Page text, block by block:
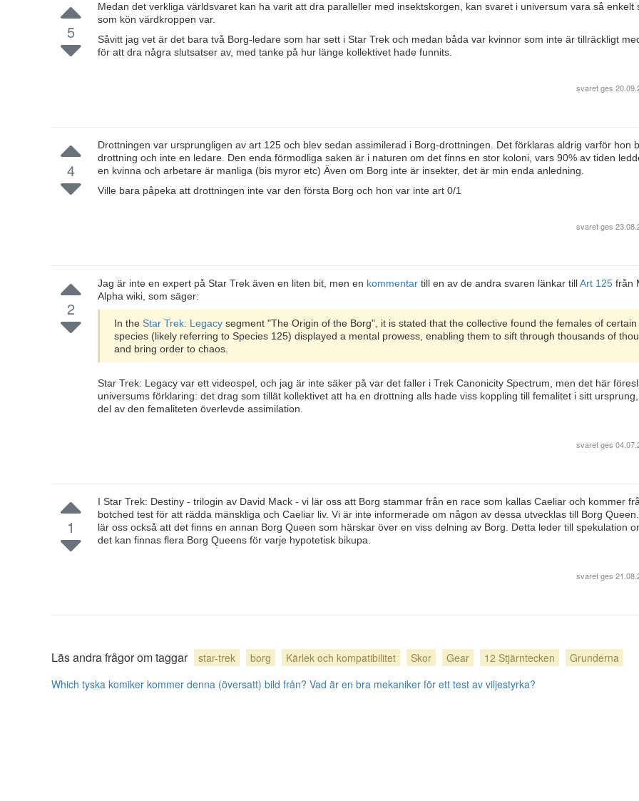
5
Medan det verkliga världsvaret kan ha varit att dra paralleller med insektskorgen, kan svaret i universum vara så enkelt
som kön värdkroppen var.
Såvitt jag vet är det bara två Borg-ledare som har sett i Star Trek och medan båda var kvinnor som inte är tillräckligt
för att dra några slutsatser av, med tanke på hur länge kollektivet hade funnits.
svaret ges
4
Drottningen var ursprungligen av art 125 och blev sedan assimilerad i Borg-drottningen. Det förklaras aldrig varför hon
drottning och inte en ledare. Den enda förmodliga saken är i naturen om det finns en stor koloni, vars 90% av tiden
en kvinna och arbetare är manliga (bis myror etc) Även om Borg inte är insekter, det är min enda anledning.
Ville bara påpeka att drottningen inte var den första Borg och hon var inte art 0/1
svaret ges
2
Jag är inte en expert på Star Trek även en liten bit, men en kommentar till en av de andra svaren länkar tillArt 125 från
Alpha wiki, som säger:
In the Star Trek: Legacy segment "The Origin of the Borg", it is stated that the collective found the females of certain
species (likely referring to Species 125) displayed a mental prowess, enabling them to sift through thousands of
and bring order to chaos.
Star Trek: Legacy var ett videospel, och jag är inte säker på var det faller i Trek Canonicity Spectrum, men det här
universums förklaring: det drag som tillät kollektivet att ha en drottning alls hade viss koppling till femalitet i sitt
del av den femaliteten överlevde assimilation.
svaret ges
1
I Star Trek: Destiny - trilogin av David Mack - vi lär oss att Borg stammar från en race som kallas Caeliar och kommer
botched test för att rädda mänskliga och Caeliar liv. Vi är inte informerade om någon av dessa utvecklas till Borg
lär oss också att det finns en annan Borg Queen som härskar över en viss delning av Borg. Detta leder till spekulation
det kan finnas flera Borg Queens för varje hypotetisk bikupa.
svaret ges
Läs andra frågor om taggar star-trek borg Kärlek och kompatibilitet Skor Gear 12 Stjärntecken
Grunderna
Which tyska komiker kommer denna (översatt) bild från? Vad är en bra mekaniker för ett test av viljestyrka?